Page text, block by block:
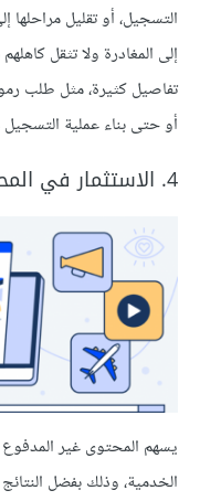
التسجيل، أو تقليل
إلى المغادرة ولا تثقل
تفاصيل كثيرة، مثل طلب
أو حتى بناء عملية
4. الاستثمار في المحتوى غير المدفوع
يسهم المحتوى غير
الخدمية، وذلك بفضل